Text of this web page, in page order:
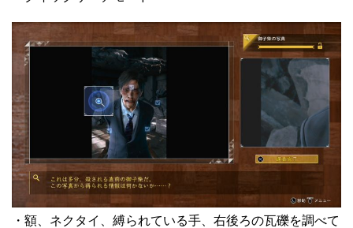
・額、ネクタイ、縛られている手、右後ろの瓦礫を調べて